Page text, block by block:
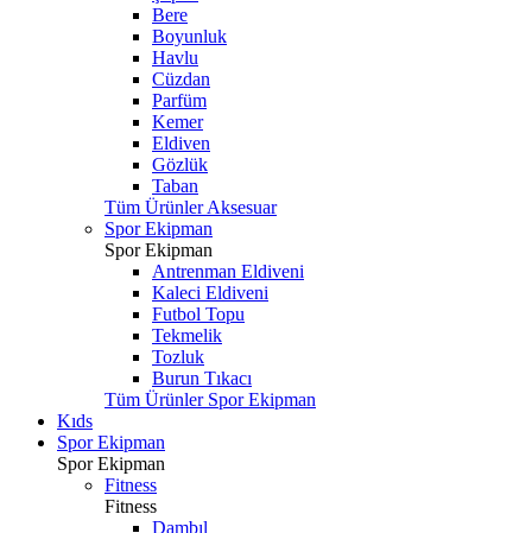
Bere
Boyunluk
Havlu
Cüzdan
Parfüm
Kemer
Eldiven
Gözlük
Taban
Tüm Ürünler Aksesuar
Spor Ekipman
Spor Ekipman
Antrenman Eldiveni
Kaleci Eldiveni
Futbol Topu
Tekmelik
Tozluk
Burun Tıkacı
Tüm Ürünler Spor Ekipman
Kıds
Spor Ekipman
Spor Ekipman
Fitness
Fitness
Dambıl